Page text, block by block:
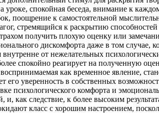
уроке, спокойная беседа, внимание к
поощрение к самостоятельной
стремящийся к раскрытию
получить плохую оценку или
дискомфорта даже в том случае,
от нежелательных
спокойно реагирует на полученную
как временное явление,
его уверенность в собственных
психологического комфорта и
как следствие, к более высоким
класс с хорошим настроением,